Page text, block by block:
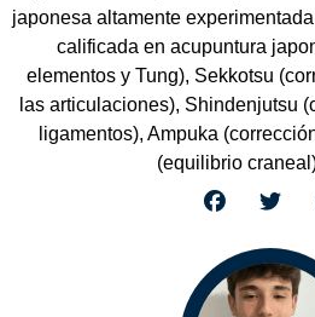
japonesa altamente
calificada en acupuntura
elementos y Tung), Sekkotsu
las articulaciones), Shindenjutsu
ligamentos), Ampuka
(equilibrio